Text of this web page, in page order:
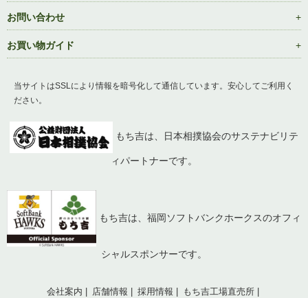
お問い合わせ
お買い物ガイド
当サイトはSSLにより情報を暗号化して通信しています。安心してご利用く
ださい。
もち吉は、日本相撲協会のサステナビリテ
ィパートナーです。
もち吉は、福岡ソフトバンクホークスのオフィ
シャルスポンサーです。
会社案内 店舗情報 採用情報 もち吉工場直売所